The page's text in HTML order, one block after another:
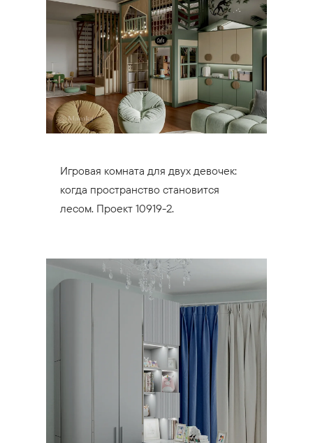
Игровая комната для двух девочек:
когда пространство становится
лесом. Проект 10919-2.